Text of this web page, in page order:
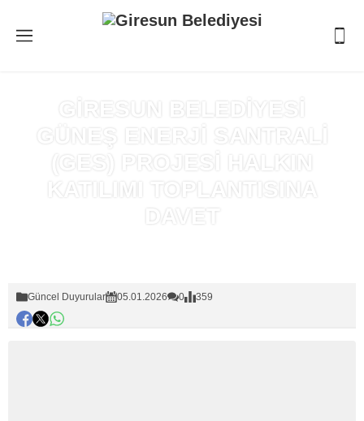
GİRESUN BELEDİYESİ
GÜNEŞ ENERJİ SANTRALİ
(GES) PROJESİ HALKIN
KATILIMI TOPLANTISINA
DAVET
Güncel Duyurular 05.01.2026 0 359